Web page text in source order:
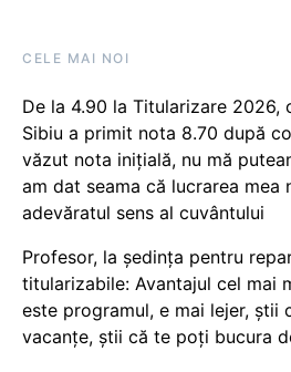
CELE MAI NOI
De la 4.90 la Titularizare 2026,
Sibiu a primit nota 8.70 după
văzut nota inițială, nu mă
am dat seama că lucrarea
adevăratul sens al cuvântului
Profesor, la ședința pentru
titularizabile: Avantajul cel mai
este programul, e mai lejer, știi
vacanţe, știi că te poți bucura